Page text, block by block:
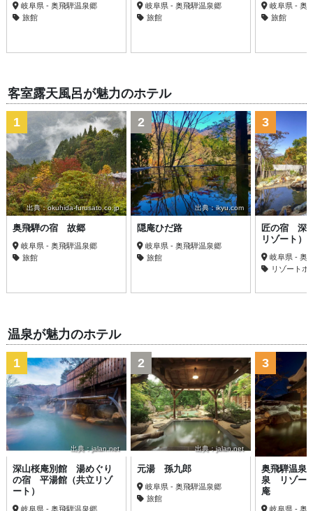
岐阜県 - 奥飛騨温泉郷
旅館
岐阜県 - 奥飛騨温泉郷
旅館
岐阜県 - 奥
旅館
客室露天風呂が魅力のホテル
出典：okuhida-furusato.co.jp
1
奥飛騨の宿 故郷
岐阜県 - 奥飛騨温泉郷
旅館
出典：ikyu.com
2
隠庵ひだ路
岐阜県 - 奥飛騨温泉郷
旅館
3
匠の宿 深
リゾート）
岐阜県 - 奥
リゾートホ
温泉が魅力のホテル
出典：jalan.net
1
深山桜庵別館 湯めぐり
の宿 平湯館（共立リゾ
ート）
岐阜県 - 奥飛騨温泉郷
出典：jalan.net
2
元湯 孫九郎
岐阜県 - 奥飛騨温泉郷
旅館
3
奥飛騨温泉
泉 リゾー
庵
岐阜県 - 奥